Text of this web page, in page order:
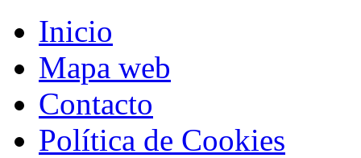
Inicio
Mapa web
Contacto
Política de Cookies